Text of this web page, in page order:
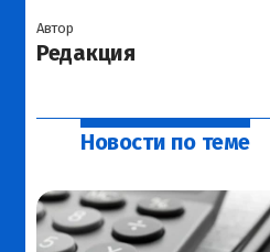
Автор
Редакция
Новости по теме